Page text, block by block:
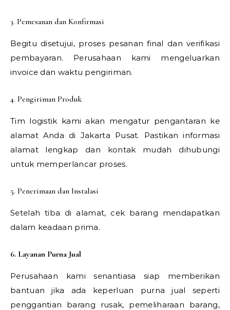
3. Pemesanan dan Konfirmasi
Begitu disetujui, proses pesanan final dan verifikasi
pembayaran. Perusahaan kami mengeluarkan
invoice dan waktu pengiriman.
4. Pengiriman Produk
Tim logistik kami akan mengatur pengantaran ke
alamat Anda di Jakarta Pusat. Pastikan informasi
alamat lengkap dan kontak mudah dihubungi
untuk memperlancar proses.
5. Penerimaan dan Instalasi
Setelah tiba di alamat, cek barang mendapatkan
dalam keadaan prima.
6. Layanan Purna Jual
Perusahaan kami senantiasa siap memberikan
bantuan jika ada keperluan purna jual seperti
penggantian barang rusak, pemeliharaan barang,